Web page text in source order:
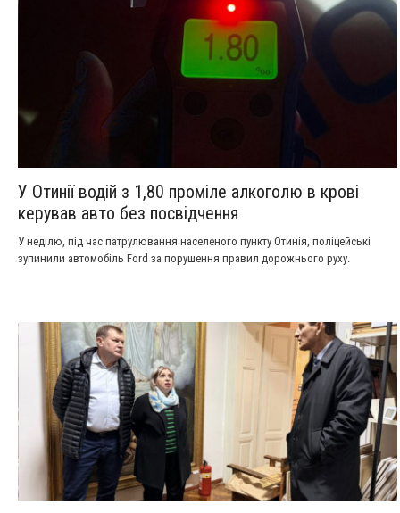
У Отинії водій з 1,80 проміле алкоголю в крові
керував авто без посвідчення
У неділю, під час патрулювання населеного пункту Отинія, поліцейські
зупинили автомобіль Ford за порушення правил дорожнього руху.